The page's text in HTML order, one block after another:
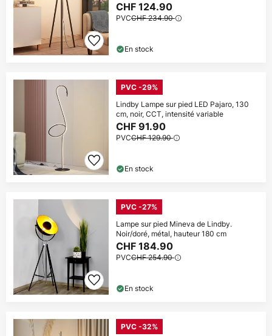
CHF 124.90
PVCCHF 234.90
En stock
PVC -29%
Lindby Lampe sur pied LED Pajaro, 130
cm, noir, CCT, intensité variable
CHF 91.90
PVCCHF 129.90
En stock
PVC -27%
Lampe sur pied Mineva de Lindby.
Noir/doré, métal, hauteur 180 cm
CHF 184.90
PVCCHF 254.90
En stock
PVC -32%